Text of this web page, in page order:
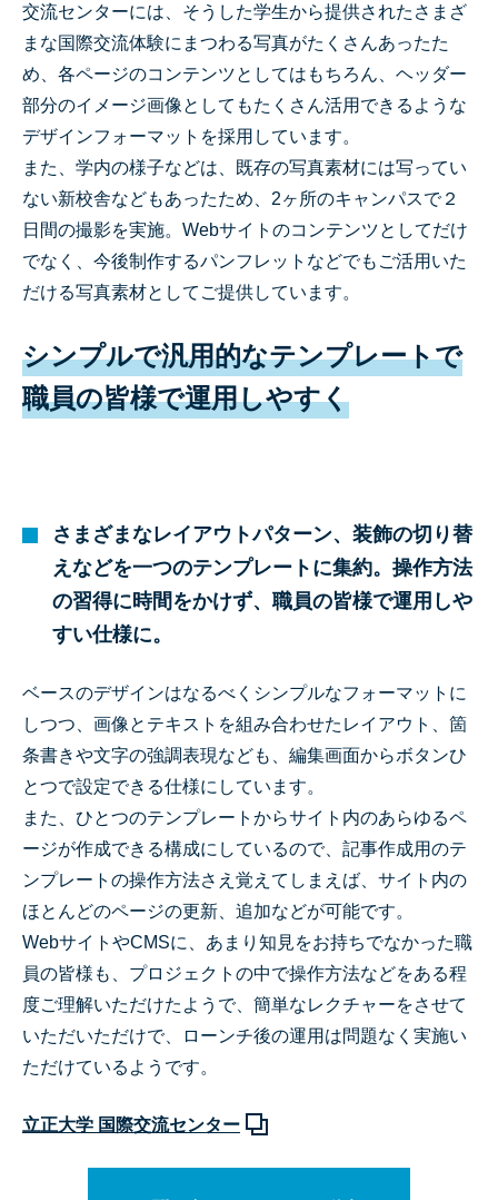
交流センターには、そうした学生から提供されたさまざ
まな国際交流体験にまつわる写真がたくさんあったた
め、各ページのコンテンツとしてはもちろん、ヘッダー
部分のイメージ画像としてもたくさん活用できるような
デザインフォーマットを採用しています。
また、学内の様子などは、既存の写真素材には写ってい
ない新校舎などもあったため、2ヶ所のキャンパスで２
日間の撮影を実施。Webサイトのコンテンツとしてだけ
でなく、今後制作するパンフレットなどでもご活用いた
だける写真素材としてご提供しています。
シンプルで汎用的なテンプレートで
職員の皆様で運用しやすく
さまざまなレイアウトパターン、装飾の切り替
えなどを一つのテンプレートに集約。操作方法
の習得に時間をかけず、職員の皆様で運用しや
すい仕様に。
ベースのデザインはなるべくシンプルなフォーマットに
しつつ、画像とテキストを組み合わせたレイアウト、箇
条書きや文字の強調表現なども、編集画面からボタンひ
とつで設定できる仕様にしています。
また、ひとつのテンプレートからサイト内のあらゆるペ
ージが作成できる構成にしているので、記事作成用のテ
ンプレートの操作方法さえ覚えてしまえば、サイト内の
ほとんどのページの更新、追加などが可能です。
WebサイトやCMSに、あまり知見をお持ちでなかった職
員の皆様も、プロジェクトの中で操作方法などをある程
度ご理解いただけたようで、簡単なレクチャーをさせて
いただいただけで、ローンチ後の運用は問題なく実施い
ただけているようです。
立正大学 国際交流センター